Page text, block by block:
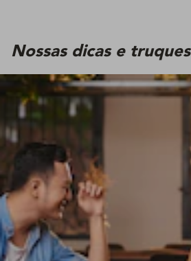
Nossas dicas e truques